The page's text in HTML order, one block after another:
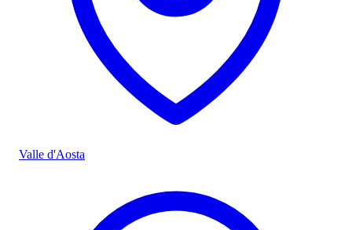
Valle d'Aosta